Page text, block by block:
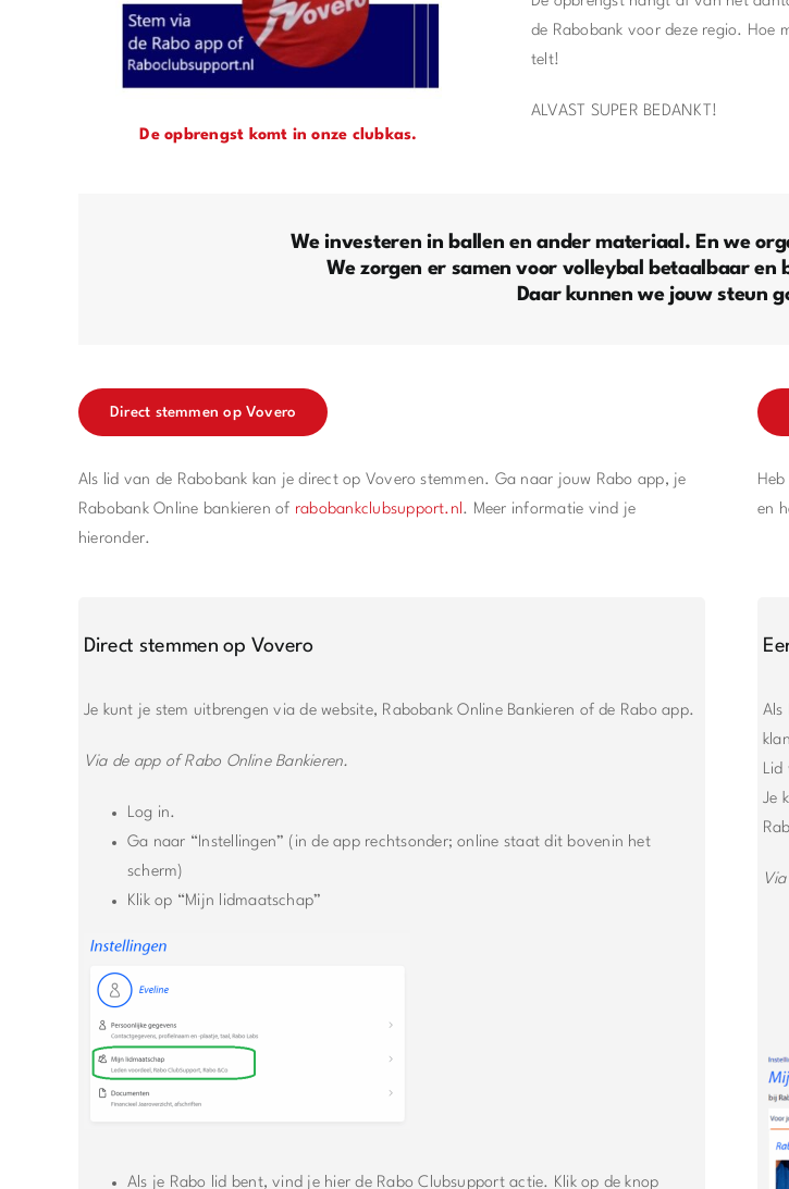
De opbrengst komt in onze clubkas.
de Rabobank voor deze regio. Hoe
telt!
ALVAST SUPER BEDANKT!
We investeren in ballen en ander materiaal. En we
We zorgen er samen voor volleybal betaalbaar en
Daar kunnen we jouw steun
Direct stemmen op Vovero
Als lid van de Rabobank kan je direct op Vovero stemmen. Ga naar jouw Rabo app, je
Rabobank Online bankieren of rabobankclubsupport.nl . Meer informatie vind je
hieronder.
en
Direct stemmen op Vovero
Je kunt je stem uitbrengen via de website, Rabobank Online Bankieren of de Rabo app.
Via de app of Rabo Online Bankieren.
Log in.
Ga naar “Instellingen” (in de app rechtsonder; online staat dit bovenin het
scherm)
Klik op “Mijn lidmaatschap”
Als je Rabo lid bent, vind je hier de Rabo Clubsupport actie. Klik op de knop
Als
Lid
Je